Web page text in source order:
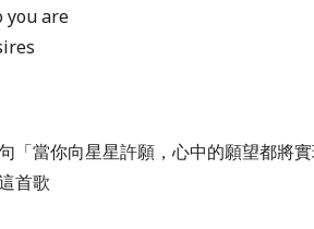
you are
「當你向星星許願，心中的願望都將實
首歌